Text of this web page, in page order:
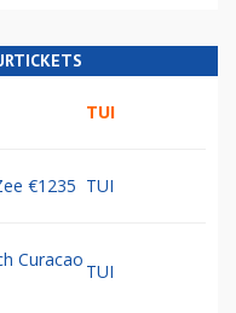
TUI
€1235 TUI
Curacao
TUI